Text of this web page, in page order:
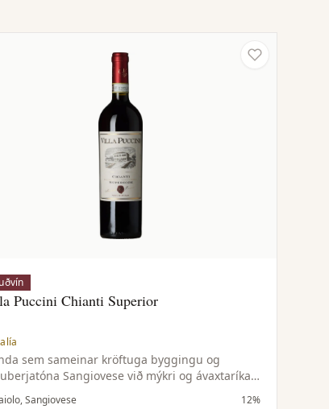
Puccini Chianti Superior
sem sameinar kröftuga byggingu og
Sangiovese við mýkri og ávaxtaríkari
Canaiolo — samstillt og vel jafnvægisstillt
Sangiovese 12%